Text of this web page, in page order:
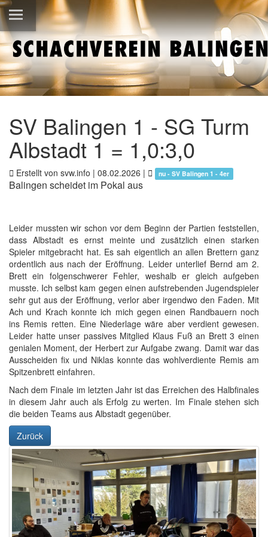
SV Balingen 1 - SG Turm
Albstadt 1 = 1,0:3,0
Erstellt von svw.info | 08.02.2026 | nu - SV Balingen 1 - 4er
Balingen scheidet im Pokal aus
Leider mussten wir schon vor dem Beginn der Partien feststellen,
dass Albstadt es ernst meinte und zusätzlich einen starken
Spieler mitgebracht hat. Es sah eigentlich an allen Brettern ganz
ordentlich aus nach der Eröffnung. Leider unterlief Bernd am 2.
Brett ein folgenschwerer Fehler, weshalb er gleich aufgeben
musste. Ich selbst kam gegen einen aufstrebenden Jugendspieler
sehr gut aus der Eröffnung, verlor aber irgendwo den Faden. Mit
Ach und Krach konnte ich mich gegen einen Randbauern noch
ins Remis retten. Eine Niederlage wäre aber verdient gewesen.
Leider hatte unser passives Mitglied Klaus Fuß an Brett 3 einen
genialen Moment, der Herbert zur Aufgabe zwang. Damit war das
Ausscheiden fix und Niklas konnte das wohlverdiente Remis am
Spitzenbrett einfahren.
Nach dem Finale im letzten Jahr ist das Erreichen des Halbfinales
in diesem Jahr auch als Erfolg zu werten. Im Finale stehen sich
die beiden Teams aus Albstadt gegenüber.
Zurück